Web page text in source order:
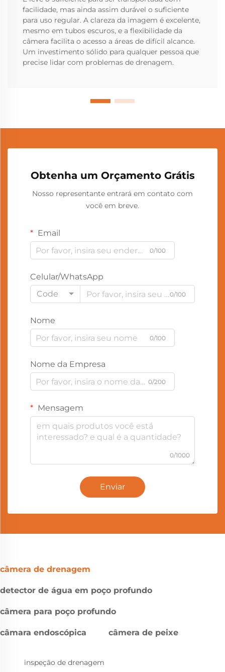
facilidade, mas ainda assim durável o suficiente
para uso regular. A clareza da imagem é excelente,
mesmo em tubos escuros, e a flexibilidade da
câmera facilita o acesso a áreas de difícil alcance.
Um investimento sólido para qualquer pessoa que
precise lidar com problemas de drenagem.
Obtenha um Orçamento Grátis
Nosso representante entrará em contato com
você em breve.
Email
0/100
Celular/WhatsApp
Code
0/100
Nome
0/100
Nome da Empresa
0/200
Mensagem
0/1000
Enviar
câmera de drenagem
detector de água em poço profundo
câmera para poço profundo
câmara endoscópica câmera de peixe
inspeção de drenagem